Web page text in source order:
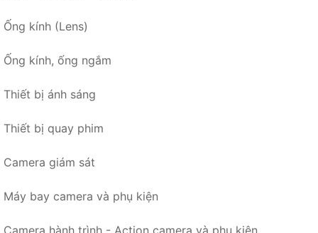
Ống kính (Lens)
Ống kính, ống ngắm
Thiết bị ánh sáng
Thiết bị quay phim
Camera giám sát
Máy bay camera và phụ kiện
Camera hành trình - Action camera và phụ kiện